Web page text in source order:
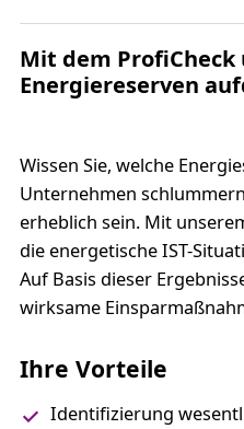
Mit dem
Energiereserven
Wissen Sie, welche
Unternehmen
erheblich sein. Mit
die energetische IST-
Auf Basis dieser
wirksame
Ihre Vorteile
Identifizierung